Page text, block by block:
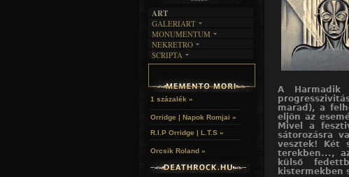
A
marad), a
eljön az
Mivel a
sátorozásra
vesztek! Két
terekben...,
külső
kistermekben
ART
GALERIART
ARTGALERI
KÉPREGÉNYEK
LAKÁSKULTS
MONUMENTUM
TEMETŐK
TEMPLOMOK
HELYEK
NEKRETRO
SZUBKULT
RELIKVIÁK
SCRIPTA
NOVELLÁK
HALÁLTÁNC
1 százalék »
Orridge | Napok Romjai »
R.I.P Orridge | L.T.S »
Orcsik Roland »